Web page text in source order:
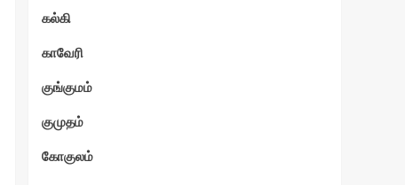
கல்கி
காவேரி
குங்குமம்
குமுதம்
கோகுலம்